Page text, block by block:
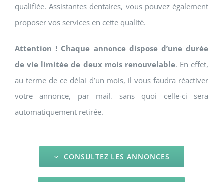
qualifiée. Assistantes dentaires, vous pouvez également
proposer vos services en cette qualité.
Attention ! Chaque annonce dispose d’une durée
de vie limitée de deux mois renouvelable. En effet,
au terme de ce délai d’un mois, il vous faudra réactiver
votre annonce, par mail, sans quoi celle-ci sera
automatiquement retirée.
CONSULTEZ LES ANNONCES